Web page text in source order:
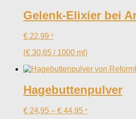
Gelenk-Elixier bei
€ 22,99 *
(€ 30,65 / 1000 ml )
Hagebuttenpulver
€ 24,95 – € 44,95 *